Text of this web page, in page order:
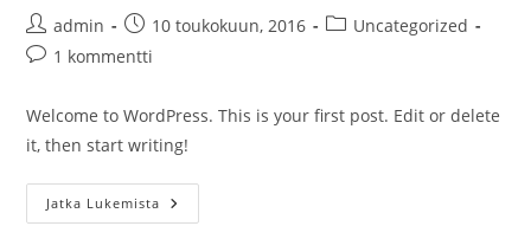
Artikkelin
kirjoittaja:
admin
Artikkeli
julkaistu:
10 toukokuun, 2016
Artikkelin
Uncategorized
Artikkelin
1 kommentti
Welcome to WordPress. This is your first post. Edit or delete
it, then start writing!
Jatka Lukemista Hello
World!